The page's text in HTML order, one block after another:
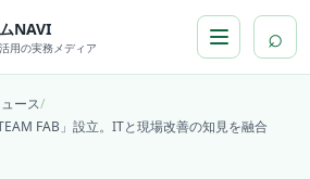
NAVI
用の実務メディア ⌕
ース/
FAB」設立。ITと現場改善の知見を融合